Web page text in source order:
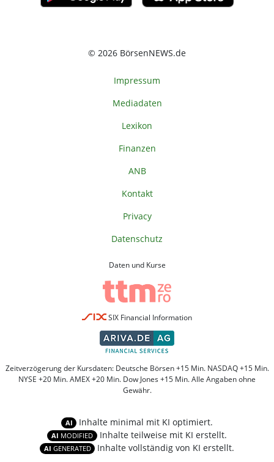
© 2026 BörsenNEWS.de
Impressum
Mediadaten
Lexikon
Finanzen
ANB
Kontakt
Privacy
Datenschutz
Daten und Kurse
SIX Financial Information
Zeitverzögerung der Kursdaten: Deutsche Börsen +15 Min. NASDAQ +15 Min.
NYSE +20 Min. AMEX +20 Min. Dow Jones +15 Min. Alle Angaben ohne
Gewähr.
AI Inhalte minimal mit KI optimiert.
AI MODIFIED Inhalte teilweise mit KI erstellt.
AI GENERATED Inhalte vollständig von KI erstellt.